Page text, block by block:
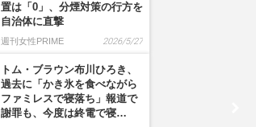
置は「0」、分煙対策の行方を
自治体に直撃
週刊女性PRIME 2026/5/27
トム・ブラウン布川ひろき、
過去に「かき氷を食べながら
ファミレスで寝落ち」報道で
謝罪も、今度は終電で寝…